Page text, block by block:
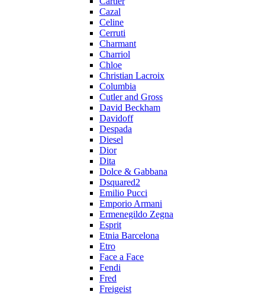
Cazal
Celine
Cerruti
Charmant
Charriol
Chloe
Christian Lacroix
Columbia
Cutler and Gross
David Beckham
Davidoff
Despada
Diesel
Dior
Dita
Dolce & Gabbana
Dsquared2
Emilio Pucci
Emporio Armani
Ermenegildo Zegna
Esprit
Etnia Barcelona
Etro
Face a Face
Fendi
Fred
Freigeist